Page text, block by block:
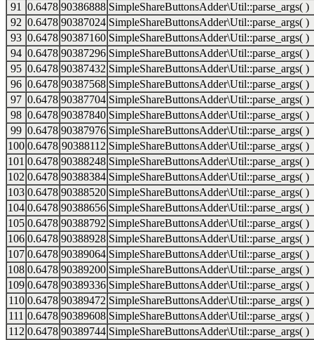
91
0.6478 90386888 SimpleShareButtonsAdder\Util::parse_args( )
92 0.6478 90387024 SimpleShareButtonsAdder\Util::parse_args( )
93 0.6478 90387160 SimpleShareButtonsAdder\Util::parse_args( )
94 0.6478 90387296 SimpleShareButtonsAdder\Util::parse_args( )
95 0.6478 90387432 SimpleShareButtonsAdder\Util::parse_args( )
96 0.6478 90387568 SimpleShareButtonsAdder\Util::parse_args( )
97 0.6478 90387704 SimpleShareButtonsAdder\Util::parse_args( )
98 0.6478 90387840 SimpleShareButtonsAdder\Util::parse_args( )
99 0.6478 90387976 SimpleShareButtonsAdder\Util::parse_args( )
100 0.6478 90388112 SimpleShareButtonsAdder\Util::parse_args( )
101 0.6478 90388248 SimpleShareButtonsAdder\Util::parse_args( )
102 0.6478 90388384 SimpleShareButtonsAdder\Util::parse_args( )
103 0.6478 90388520 SimpleShareButtonsAdder\Util::parse_args( )
104 0.6478 90388656 SimpleShareButtonsAdder\Util::parse_args( )
105 0.6478 90388792 SimpleShareButtonsAdder\Util::parse_args( )
106 0.6478 90388928 SimpleShareButtonsAdder\Util::parse_args( )
107 0.6478 90389064 SimpleShareButtonsAdder\Util::parse_args( )
108 0.6478 90389200 SimpleShareButtonsAdder\Util::parse_args( )
109 0.6478 90389336 SimpleShareButtonsAdder\Util::parse_args( )
110 0.6478 90389472 SimpleShareButtonsAdder\Util::parse_args( )
111 0.6478 90389608 SimpleShareButtonsAdder\Util::parse_args( )
112 0.6478 90389744 SimpleShareButtonsAdder\Util::parse_args( )